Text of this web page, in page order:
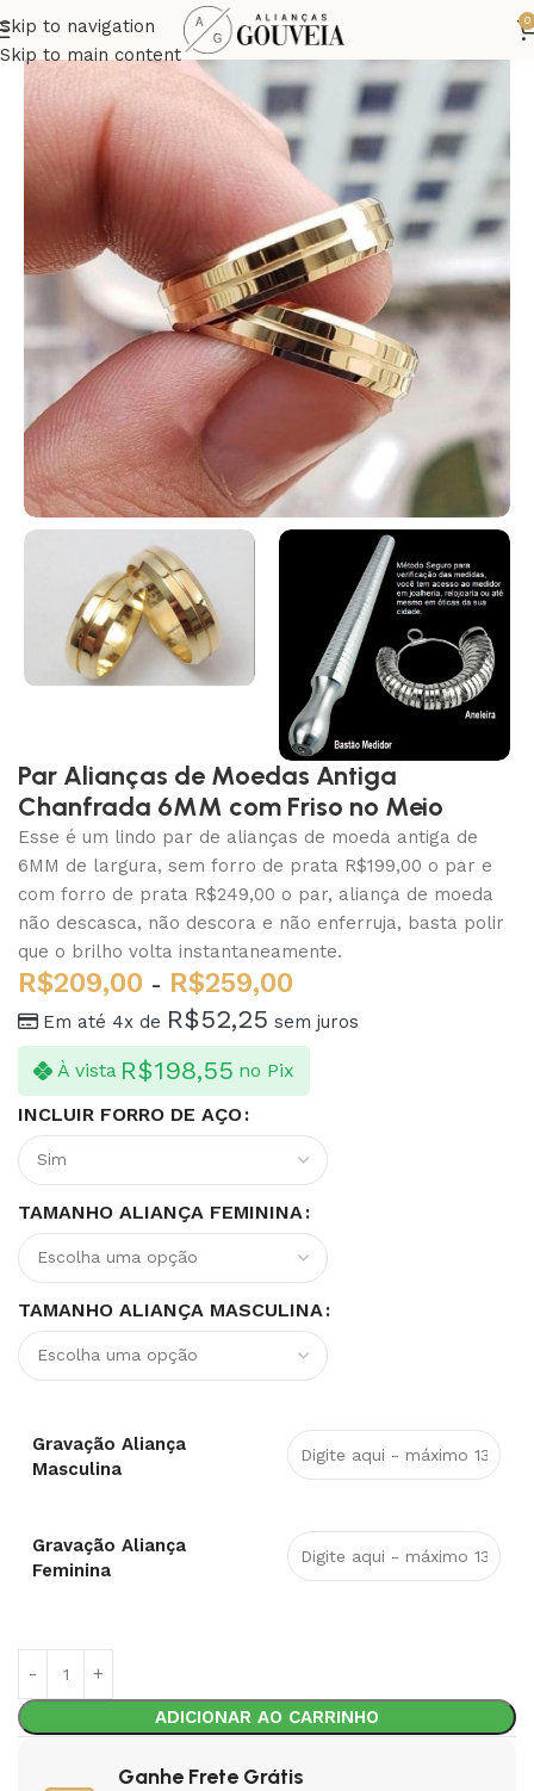
Skip to navigation
Skip to main content
0
Par Alianças de Moedas Antiga
Chanfrada 6MM com Friso no Meio
Esse é um lindo par de alianças de moeda antiga de
6MM de largura, sem forro de prata R$199,00 o par e
com forro de prata R$249,00 o par, aliança de moeda
não descasca, não descora e não enferruja, basta polir
que o brilho volta instantaneamente.
R$209,00 - R$259,00
Em até 4x de R$52,25 sem juros
À vista R$198,55 no Pix
INCLUIR FORRO DE AÇO
TAMANHO ALIANÇA FEMININA
TAMANHO ALIANÇA MASCULINA
Gravação Aliança
Masculina
Gravação Aliança
Feminina
ADICIONAR AO CARRINHO
Ganhe Frete Grátis